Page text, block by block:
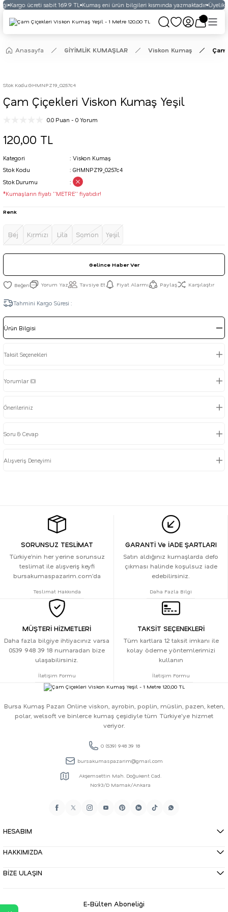
Kargo ücreti sabit 169.9 TL Kumaş eni ürün bilgileri kısmında yazmaktadır Üyelikli
Anasayfa GİYİMLİK KUMAŞLAR Viskon Kumaş
Stok Kodu:GHMNPZ19_0257c4
Çam Çiçekleri Viskon Kumaş Yeşil
0.0 Puan - 0 Yorum
120,00 TL
Kategori
Viskon Kumaş
Stok Kodu
GHMNPZ19_0257c4
Stok Durumu
*Kumaşların fiyatı ''METRE'' fiyatıdır!
Renk
Bej Kırmızı Lila Somon Yeşil
Gelince Haber Ver
Yorum Yaz Tavsiye Et Fiyat Alarmı Paylaş Karşılaştır
Tahmini Kargo Süresi :
Ürün Bilgisi
Taksit Seçenekleri
Yorumlar (0)
Önerileriniz
Soru & Cevap
Alışveriş Deneyimi
SORUNSUZ TESLİMAT
Türkiye’nin her yerine sorunsuz
teslimat ile alışveriş keyfi
bursakumaspazarim.com’da
Teslimat Hakkında
GARANTİ Ve İADE ŞARTLARI
Satın aldığınız kumaşlarda defo
çıkması halinde koşulsuz iade
edebilirsiniz.
Daha Fazla Bilgi
MÜŞTERİ HİZMETLERİ
Daha fazla bilgiye ihtiyacınız varsa
0539 948 39 18 numaradan bize
ulaşabilirsiniz.
İletişim Formu
TAKSİT SEÇENEKLERİ
Tüm kartlara 12 taksit imkanı ile
kolay ödeme yöntemlerimizi
kullanın
İletişim Formu
Bursa Kumaş Pazarı Online viskon, ayrobin, poplin, müslin, pazen, keten,
polar, welsoft ve binlerce kumaş çeşidiyle tüm Türkiye'ye hizmet
veriyor.
0 (539) 948 39 18
bursakumaspazarim@gmail.com
Akşemsettin Mah. Doğukent Cad.
No:93/D Mamak/Ankara
HESABIM
HAKKIMIZDA
BİZE ULAŞIN
E-Bülten Aboneliği